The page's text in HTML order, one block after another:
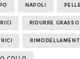
NAPOLI
RIDURRE GRASSO